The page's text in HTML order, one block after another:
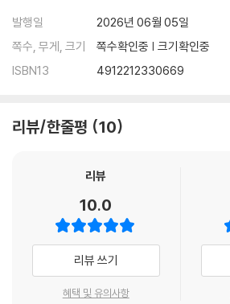
발행일
2026년 06월 05일
쪽수, 무게, 크기
쪽수확인중 | 크기확인중
ISBN13
4912212330669
리뷰/한줄평 10
리뷰
10.0
리뷰 쓰기
혜택 및 유의사항